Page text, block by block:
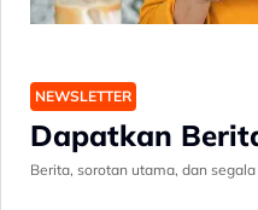
NEWSLETTER
Dapatkan
Berita, sorotan utama, dan